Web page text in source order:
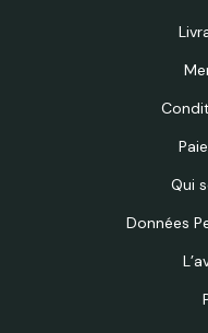
Qui
Données